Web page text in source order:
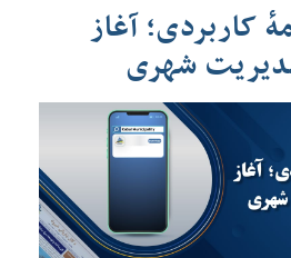
کاربردی؛ آغاز
شهری